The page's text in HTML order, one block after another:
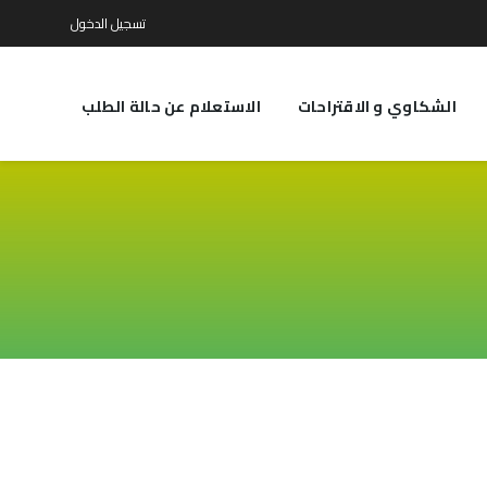
تسجيل الدخول
الشكاوي و الاقتراحات الاستعلام عن حالة الطلب